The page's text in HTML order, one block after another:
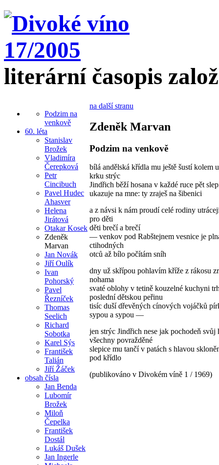
literární časopis
Podzim na
venkově
60. léta
Stanislav
Brožek
Vladimíra
Čerepková
Petr
Cincibuch
Pavel Hudec
Ahasver
Helena
Jirátová
Otakar Kosek
Zdeněk
Marvan
Jan Novák
Jiří Oulík
Ivan
Pohorský
Pavel
Řezníček
Thomas
Seelich
Richard
Sobotka
Karel Sýs
František
Talián
Jiří Žáček
obsah čísla
Jan Benda
Lubomír
Brožek
Miloň
Čepelka
František
Dostál
Lukáš Dušek
Jan Ingerle
na další stranu
Zdeněk Marvan
Podzim na venkově
bílá andělská křídla mu ještě šustí kolem
krku strýc
Jindřich běží hosana v každé ruce pět
ukazuje na mne: ty zraješ na šibenici
a z návsi k nám proudí celé rodiny
pro děti
děti brečí a brečí
— venkov pod Rabštejnem vesnice je
ctihodných
otců až bílo počítám sníh
dny už skřípou pohlavím kříže z rákosu
nohama
svaté oblohy v tetině kouzelné kuchyni
poslední dětskou peřinu
tisíc duší dřevěných cínových vojáčků
sypou a sypou —
jen strýc Jindřich nese jak pochodeň svůj
všechny povražděné
slepice mu tančí v patách s hlavou
pod křídlo
(publikováno v Divokém víně 1 / 1969)